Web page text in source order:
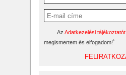
Az Adatkezelési tájékoztatót
megismertem és elfogadom!*